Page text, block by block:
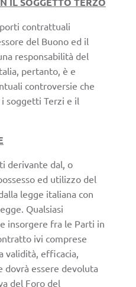
contrattuali
del Buono ed il
responsabilità del
pertanto, è e
controversie che
soggetti Terzi e il
derivante dal, o
ed utilizzo del
legge italiana con
Qualsiasi
insorgere fra le Parti in
ivi comprese
validità, efficacia,
dovrà essere devoluta
del Foro del